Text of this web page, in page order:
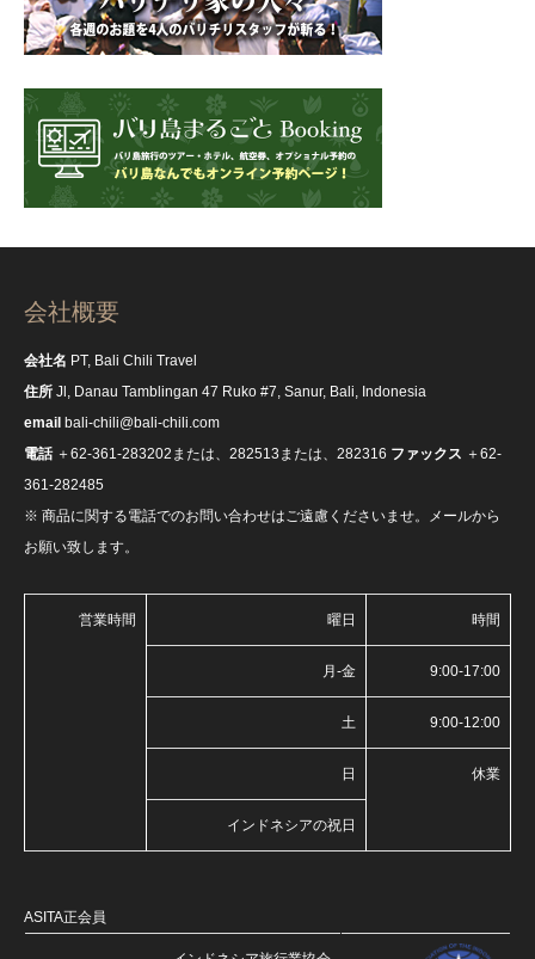
会社概要
会社名 PT, Bali Chili Travel
住所 Jl, Danau Tamblingan 47 Ruko #7, Sanur, Bali, Indonesia
email bali-chili@bali-chili.com
電話＋62-361-283202または、282513または、282316 ファックス ＋62-
361-282485
※ 商品に関する電話でのお問い合わせはご遠慮くださいませ。メールから
お願い致します。
営業時間 曜日 時間
月-金 9:00-17:00
土 9:00-12:00
日 休業
インドネシアの祝日
ASITA正会員